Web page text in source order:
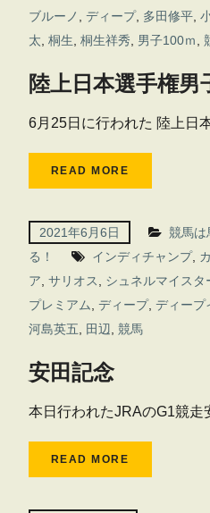
ブルーノ
ディープ, 多田修平,
太 桐生 桐生祥秀 男子100ｍ
陸上日本選手権男
6月25日に行われた 陸上日
READ MORE
2021年6月6日
競馬は
る！
インディチャンプ,
ア サリオス シュネルマイスタ
プレミアム
ディープ, ディープ
河島英五
田辺 競馬
安田記念
本日行われたJRAのG1競走
READ MORE